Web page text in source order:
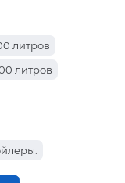
литров
литров